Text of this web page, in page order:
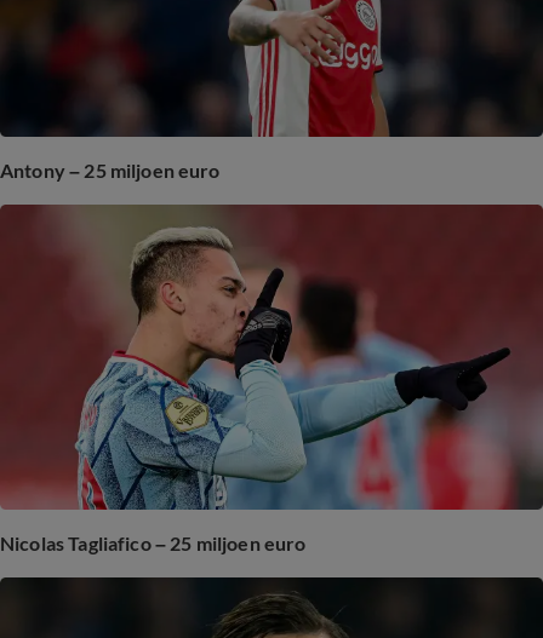
Antony – 25 miljoen euro
Nicolas Tagliafico – 25 miljoen euro